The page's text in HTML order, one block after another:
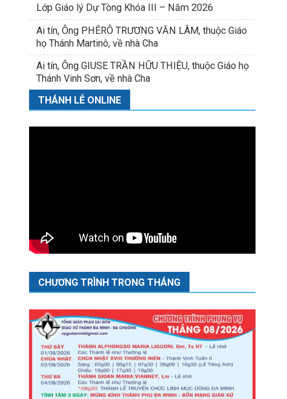
Lớp Giáo lý Dự Tòng Khóa III – Năm 2026
Ai tín, Ông PHÊRÔ TRƯƠNG VĂN LÂM, thuộc Giáo
họ Thánh Martinô, về nhà Cha
Ai tín, Ông GIUSE TRẦN HỮU THIỆU, thuộc Giáo họ
Thánh Vinh Sơn, về nhà Cha
THÁNH LỄ ONLINE
CHƯƠNG TRÌNH TRONG THÁNG